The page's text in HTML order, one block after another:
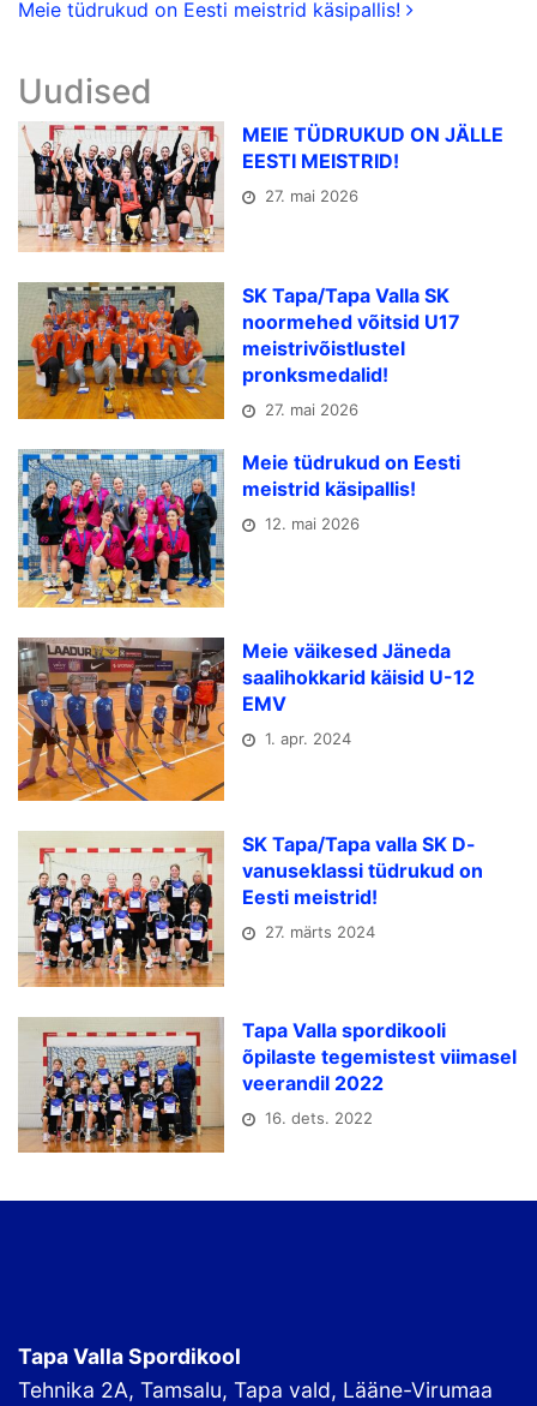
Meie tüdrukud on Eesti meistrid käsipallis!
Uudised
MEIE TÜDRUKUD ON JÄLLE
EESTI MEISTRID!
27. mai 2026
SK Tapa/Tapa Valla SK
noormehed võitsid U17
meistrivõistlustel
pronksmedalid!
27. mai 2026
Meie tüdrukud on Eesti
meistrid käsipallis!
12. mai 2026
Meie väikesed Jäneda
saalihokkarid käisid U-12
EMV
1. apr. 2024
SK Tapa/Tapa valla SK D-
vanuseklassi tüdrukud on
Eesti meistrid!
27. märts 2024
Tapa Valla spordikooli
õpilaste tegemistest viimasel
veerandil 2022
16. dets. 2022
Tapa Valla Spordikool
Tehnika 2A, Tamsalu, Tapa vald, Lääne-Virumaa